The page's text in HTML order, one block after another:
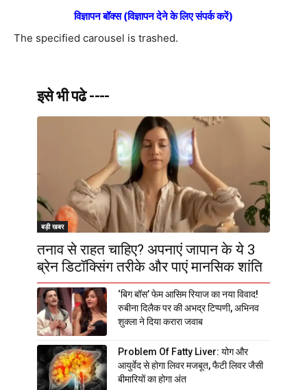
विज्ञापन बॉक्स (विज्ञापन देने के लिए संपर्क करें)
The specified carousel is trashed.
इसे भी पढे ----
बड़ी खबर
तनाव से राहत चाहिए? अपनाएं जापान के ये 3
ब्रेन डिटॉक्सिंग तरीके और पाएं मानसिक शांति
‘बिग बॉस’ फेम आसिम रियाज का नया विवाद!
रुबीना दिलैक पर की अभद्र टिप्पणी, अभिनव
शुक्ला ने दिया करारा जवाब
Problem Of Fatty Liver: योग और
आयुर्वेद से होगा लिवर मजबूत, फैटी लिवर जैसी
बीमारियों का होगा अंत